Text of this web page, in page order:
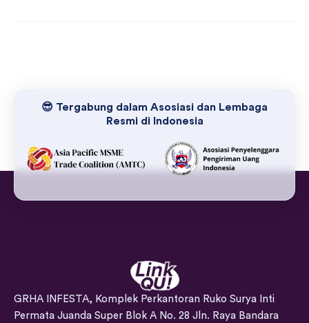
😎 Tergabung dalam Asosiasi dan Lembaga
Resmi di Indonesia
GRHA INFESTA, Komplek Perkantoran Ruko Surya Inti
Permata Juanda Super Blok A No. 28 Jln. Raya Bandara